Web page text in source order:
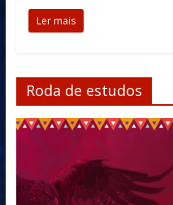
Ler mais
Roda de estudos